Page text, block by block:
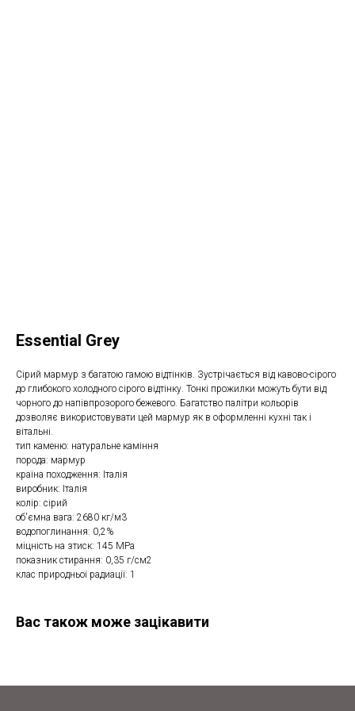
Essential Grey
Сірий мармур з багатою гамою відтінків. Зустрічається від кавово-сірого
до глибокого холодного сірого відтінку. Тонкі прожилки можуть бути від
чорного до напівпрозорого бежевого. Багатство палітри кольорів
дозволяє використовувати цей мармур як в оформленні кухні так і
вітальні.
тип каменю: натуральне каміння
порода: мармур
країна походження: Італія
виробник: Італія
колір: сірий
об'ємна вага: 2680 кг/м3
водопоглинання: 0,2%
міцність на зтиск: 145 МРа
показник стирання: 0,35 г/см2
клас природньої радиації: 1
Вас також може зацікавити